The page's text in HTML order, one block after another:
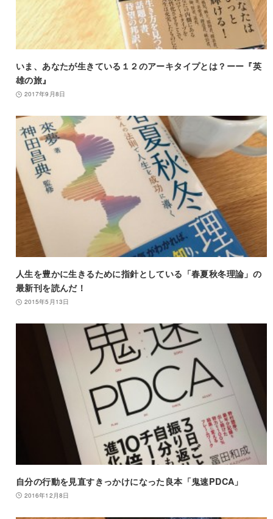
いま、あなたが生きている１２のアーキタイプとは？ーー『英
雄の旅』
2017年9月8日
人生を豊かに生きるために指針としている「春夏秋冬理論」の
最新刊を読んだ！
2015年5月13日
自分の行動を見直すきっかけになった良本「鬼速PDCA」
2016年12月8日